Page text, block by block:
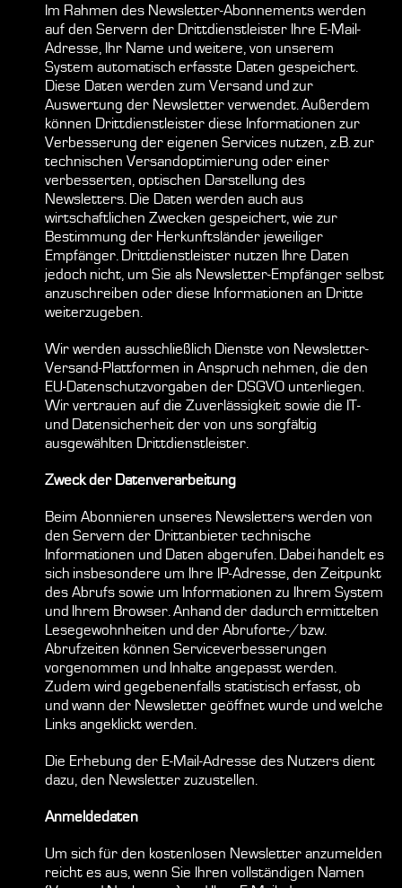
Im Rahmen des Newsletter-Abonnements werden
auf den Servern der Drittdienstleister Ihre E-Mail-
Adresse, Ihr Name und weitere, von unserem
System automatisch erfasste Daten gespeichert.
Diese Daten werden zum Versand und zur
Auswertung der Newsletter verwendet. Außerdem
können Drittdienstleister diese Informationen zur
Verbesserung der eigenen Services nutzen, z.B. zur
technischen Versandoptimierung oder einer
verbesserten, optischen Darstellung des
Newsletters. Die Daten werden auch aus
wirtschaftlichen Zwecken gespeichert, wie zur
Bestimmung der Herkunftsländer jeweiliger
Empfänger. Drittdienstleister nutzen Ihre Daten
jedoch nicht, um Sie als Newsletter-Empfänger selbst
anzuschreiben oder diese Informationen an Dritte
weiterzugeben.
Wir werden ausschließlich Dienste von Newsletter-
Versand-Plattformen in Anspruch nehmen, die den
EU-Datenschutzvorgaben der DSGVO unterliegen.
Wir vertrauen auf die Zuverlässigkeit sowie die IT-
und Datensicherheit der von uns sorgfältig
ausgewählten Drittdienstleister.
Zweck der Datenverarbeitung
Beim Abonnieren unseres Newsletters werden von
den Servern der Drittanbieter technische
Informationen und Daten abgerufen. Dabei handelt es
sich insbesondere um Ihre IP-Adresse, den Zeitpunkt
des Abrufs sowie um Informationen zu Ihrem System
und Ihrem Browser. Anhand der dadurch ermittelten
Lesegewohnheiten und der Abruforte-/bzw.
Abrufzeiten können Serviceverbesserungen
vorgenommen und Inhalte angepasst werden.
Zudem wird gegebenenfalls statistisch erfasst, ob
und wann der Newsletter geöffnet wurde und welche
Links angeklickt werden.
Die Erhebung der E-Mail-Adresse des Nutzers dient
dazu, den Newsletter zuzustellen.
Anmeldedaten
Um sich für den kostenlosen Newsletter anzumelden
reicht es aus, wenn Sie Ihren vollständigen Namen